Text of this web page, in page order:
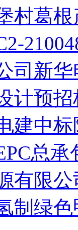
村葛
司新
计预招
建中
总承
有限
制绿